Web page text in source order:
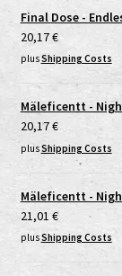
Final Dose -
20,17€
plusShipping Costs
Mäleficentt -
20,17€
plusShipping Costs
Mäleficentt -
21,01 €
plusShipping Costs